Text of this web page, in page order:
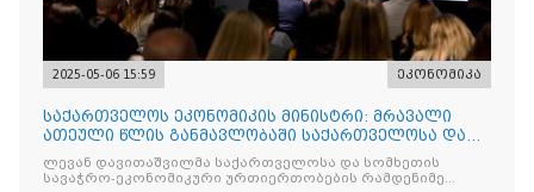
2025-05-06 15:59 ეკონომიკა
საქართველოს ეკონომიკის მინისტრი: მრავალი
ათეული წლის განმავლობაში საქართველოსა და
სომხეთს შორის მეგო
ლევან დავითაშვილმა საქართველოსა და სომხეთის
სავაჭრო-ეკონომიკური ურთიერთობების რამდენიმე